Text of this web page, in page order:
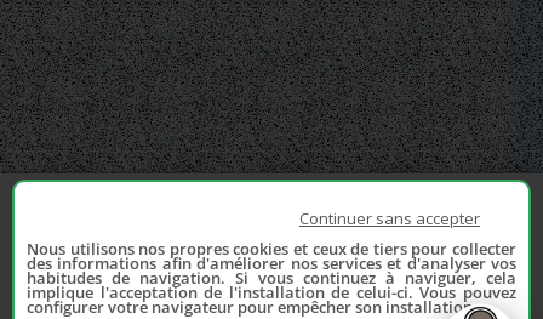
Continuer sans accepter
Nous utilisons nos propres cookies et ceux de tiers pour collecter
des informations afin d'améliorer nos services et d'analyser vos
habitudes de navigation. Si vous continuez à naviguer, cela
implique l'acceptation de l'installation de celui-ci. Vous pouvez
configurer votre navigateur pour empêcher son installation.